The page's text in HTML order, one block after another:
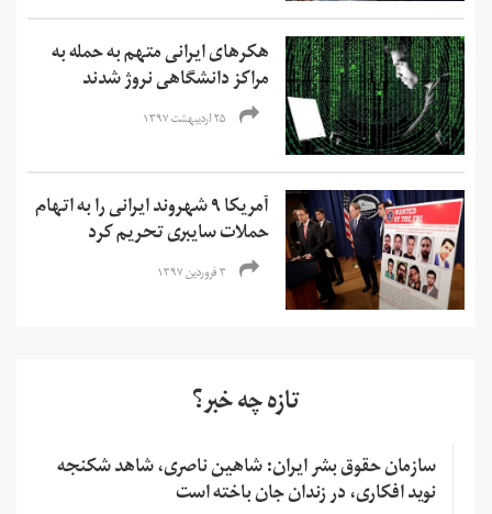
هکرهای ایرانی متهم به حمله به
مراکز دانشگاهی نروژ شدند
۲۵ اردیبهشت ۱۳۹۷
آمریکا ۹ شهروند ایرانی را به اتهام
حملات سایبری تحریم کرد
۳ فروردین ۱۳۹۷
تازه چه خبر؟
سازمان حقوق بشر ایران: شاهین ناصری، شاهد شکنجه
نوید افکاری، در زندان جان باخته است